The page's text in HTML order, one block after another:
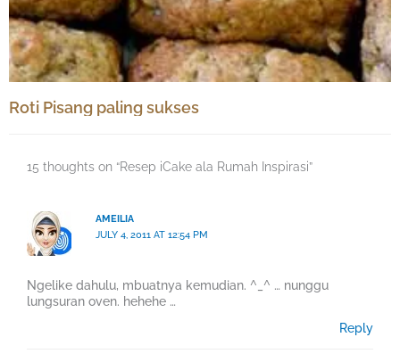
Roti Pisang paling sukses
15 thoughts on “Resep iCake ala Rumah Inspirasi”
AMEILIA
JULY 4, 2011 AT 12:54 PM
Ngelike dahulu, mbuatnya kemudian. ^_^ … nunggu
lungsuran oven. hehehe …
Reply